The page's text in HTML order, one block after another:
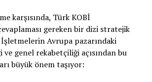
karşısında, Türk KOBİ
gereken bir dizi stratejik
Avrupa pazarındaki
genel rekabetçiliği açısından bu
büyük önem taşıyor: